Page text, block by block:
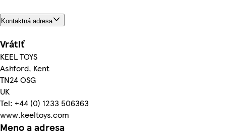
Kontaktná adresa
Vrátiť
KEEL TOYS
Ashford, Kent
TN24 OSG
UK
Tel: +44 (0) 1233 506363
www.keeltoys.com
Meno a adresa